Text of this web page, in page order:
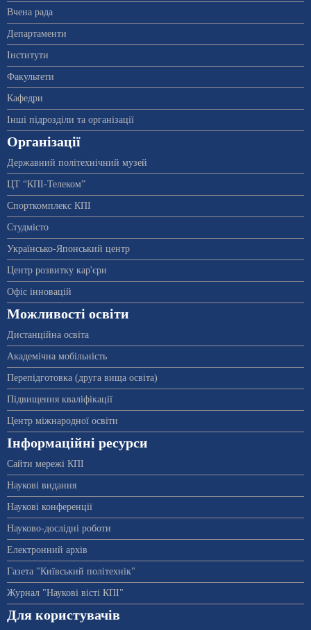
Вчена рада
Департаменти
Інститути
Факультети
Кафедри
Інші підрозділи та організації
Організації
Державний політехнічний музей
ЦТ “КПІ-Телеком”
Спорткомплекс КПІ
Студмісто
Українсько-Японський центр
Центр розвитку кар'єри
Офіс інновацій
Можливості освіти
Дистанційна освіта
Академічна мобільність
Перепідготовка (друга вища освіта)
Підвищення кваліфікації
Центр міжнародної освіти
Інформаційні ресурси
Сайти мережі КПІ
Наукові видання
Наукові конференції
Науково-дослідні роботи
Електронний архів
Газета "Київський політехнік"
Журнал "Наукові вісті КПІ"
Для користувачів